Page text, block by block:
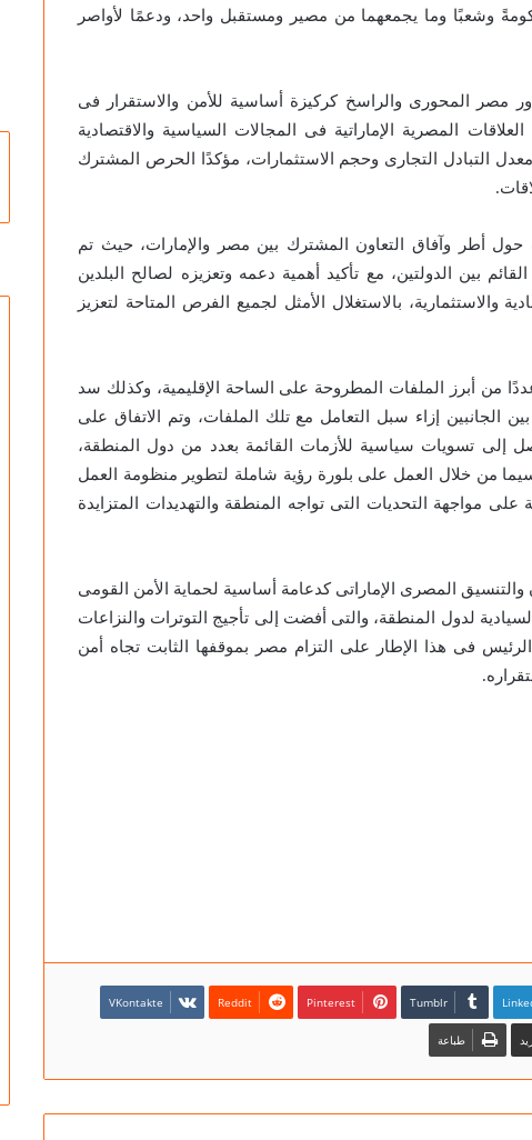
حكومةً وشعبًا وما يجمعهما من مصير ومستقبل واحد، ودعمًا لأواصر
مصر المحورى والراسخ كركيزة أساسية للأمن والاستقرار فى
المصرية الإماراتية فى المجالات السياسية والاقتصادية
التبادل التجارى وحجم الاستثمارات، مؤكدًا الحرص المشترك
أطر وآفاق التعاون المشترك بين مصر والإمارات، حيث تم
بين الدولتين، مع تأكيد أهمية دعمه وتعزيزه لصالح البلدين
والاستثمارية، بالاستغلال الأمثل لجميع الفرص المتاحة لتعزيز
من أبرز الملفات المطروحة على الساحة الإقليمية، وكذلك سد
الجانبين إزاء سبل التعامل مع تلك الملفات، وتم الاتفاق على
إلى تسويات سياسية للأزمات القائمة بعدد من دول المنطقة،
من خلال العمل على بلورة رؤية شاملة لتطوير منظومة العمل
على مواجهة التحديات التى تواجه المنطقة والتهديدات المتزايدة
المصرى الإماراتى كدعامة أساسية لحماية الأمن القومى
لدول المنطقة، والتى أفضت إلى تأجيج التوترات والنزاعات
فى هذا الإطار على التزام مصر بموقفها الثابت تجاه أمن
Pinterest
طباعة